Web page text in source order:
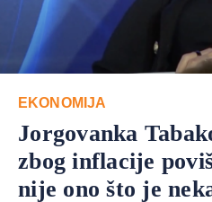
EKONOMIJA
Jorgovanka
zbog inflacije
nije ono što je